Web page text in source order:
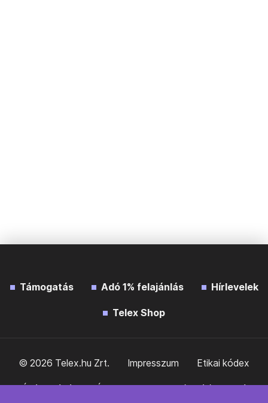
Támogatás Adó 1% felajánlás Hírlevelek
Telex Shop
© 2026 Telex.hu Zrt. Impresszum Etikai kódex